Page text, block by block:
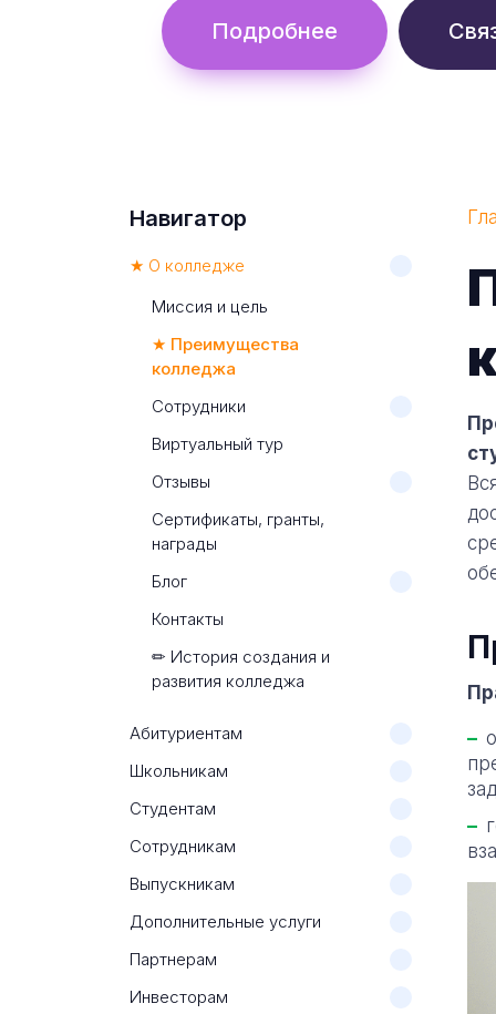
Подробнее
Навигатор
★ О колледже
Миссия и цель
★ Преимущества
колледжа
Сотрудники
Виртуальный тур
Отзывы
Сертификаты, гранты,
награды
Блог
Контакты
✏ История создания и
развития колледжа
Абитуриентам
Школьникам
Студентам
Сотрудникам
Выпускникам
Дополнительные услуги
Партнерам
Инвесторам